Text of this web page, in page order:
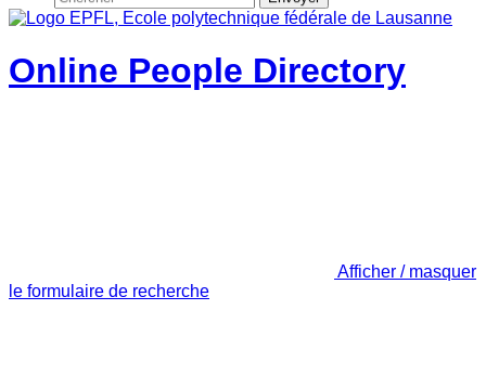
Online People Directory
Afficher / masquer
le formulaire de recherche